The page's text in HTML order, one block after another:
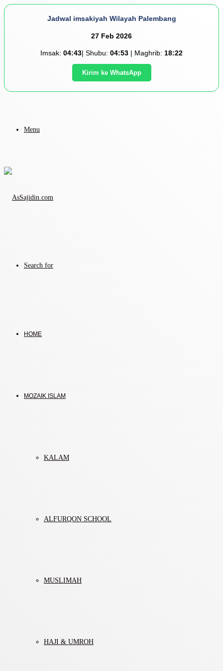
Jadwal imsakiyah Wilayah Palembang
27 Feb 2026
Imsak: 04:43| Shubu: 04:53 | Maghrib: 18:22
Kirim ke WhatsApp
Menu
Search for
HOME
MOZAIK ISLAM
KALAM
ALFURQON SCHOOL
MUSLIMAH
HAJI & UMROH